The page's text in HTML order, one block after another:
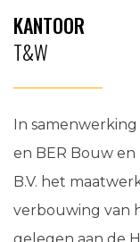
KANTOOR
T&W
In
en BER Bouw
B.V. het
verbouwing van